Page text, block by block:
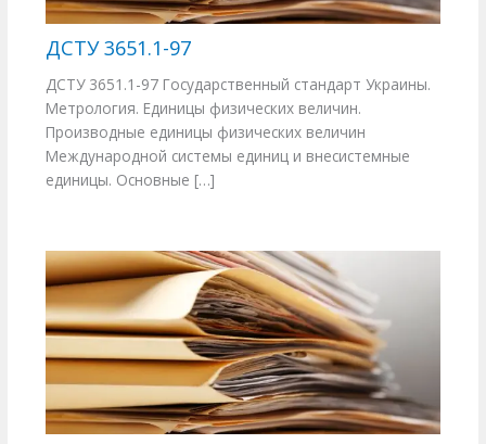
ДСТУ 3651.1-97
ДСТУ 3651.1-97 Государственный стандарт Украины.
Метрология. Единицы физических величин.
Производные единицы физических величин
Международной системы единиц и внесистемные
единицы. Основные […]